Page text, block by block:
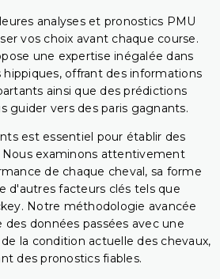
analyses et pronostics PMU
vos choix avant chaque course.
une expertise inégalée dans
hippiques, offrant des informations
ainsi que des prédictions
guider vers des paris gagnants.
est essentiel pour établir des
Nous examinons attentivement
de chaque cheval, sa forme
d'autres facteurs clés tels que
Notre méthodologie avancée
des données passées avec une
la condition actuelle des chevaux,
des pronostics fiables.